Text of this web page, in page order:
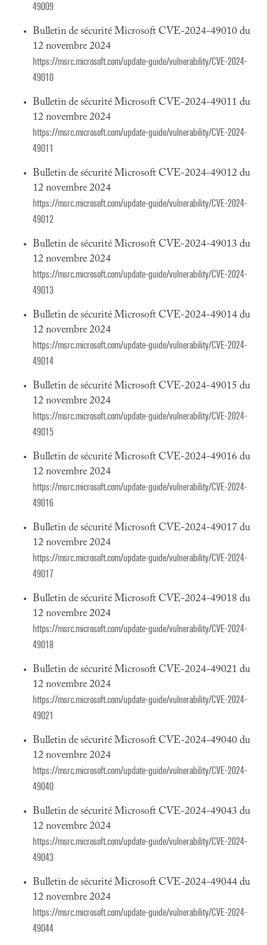
49009
Bulletin de sécurité Microsoft CVE-2024-49010 du
12 novembre 2024
https://msrc.microsoft.com/update-guide/vulnerability/CVE-2024-
49010
Bulletin de sécurité Microsoft CVE-2024-49011 du
12 novembre 2024
https://msrc.microsoft.com/update-guide/vulnerability/CVE-2024-
49011
Bulletin de sécurité Microsoft CVE-2024-49012 du
12 novembre 2024
https://msrc.microsoft.com/update-guide/vulnerability/CVE-2024-
49012
Bulletin de sécurité Microsoft CVE-2024-49013 du
12 novembre 2024
https://msrc.microsoft.com/update-guide/vulnerability/CVE-2024-
49013
Bulletin de sécurité Microsoft CVE-2024-49014 du
12 novembre 2024
https://msrc.microsoft.com/update-guide/vulnerability/CVE-2024-
49014
Bulletin de sécurité Microsoft CVE-2024-49015 du
12 novembre 2024
https://msrc.microsoft.com/update-guide/vulnerability/CVE-2024-
49015
Bulletin de sécurité Microsoft CVE-2024-49016 du
12 novembre 2024
https://msrc.microsoft.com/update-guide/vulnerability/CVE-2024-
49016
Bulletin de sécurité Microsoft CVE-2024-49017 du
12 novembre 2024
https://msrc.microsoft.com/update-guide/vulnerability/CVE-2024-
49017
Bulletin de sécurité Microsoft CVE-2024-49018 du
12 novembre 2024
https://msrc.microsoft.com/update-guide/vulnerability/CVE-2024-
49018
Bulletin de sécurité Microsoft CVE-2024-49021 du
12 novembre 2024
https://msrc.microsoft.com/update-guide/vulnerability/CVE-2024-
49021
Bulletin de sécurité Microsoft CVE-2024-49040 du
12 novembre 2024
https://msrc.microsoft.com/update-guide/vulnerability/CVE-2024-
49040
Bulletin de sécurité Microsoft CVE-2024-49043 du
12 novembre 2024
https://msrc.microsoft.com/update-guide/vulnerability/CVE-2024-
49043
Bulletin de sécurité Microsoft CVE-2024-49044 du
12 novembre 2024
https://msrc.microsoft.com/update-guide/vulnerability/CVE-2024-
49044